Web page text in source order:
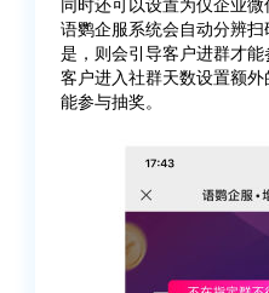
语鹦企服系统会自动分辨
是，则会引导客户进群才
客户进入社群天数设置额
能参与抽奖。